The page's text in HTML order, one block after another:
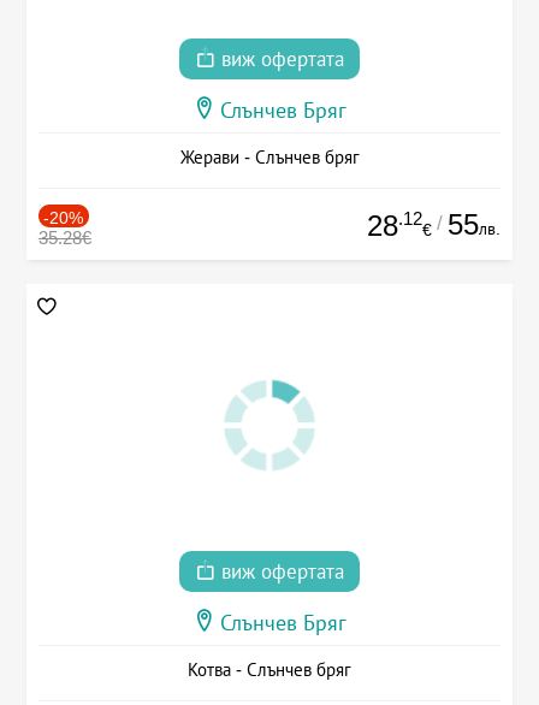
виж офертата
Слънчев Бряг
Жерави - Слънчев бряг
-20%
35.28€ 28.12
€ / 55лв.
виж офертата
Слънчев Бряг
Котва - Слънчев бряг